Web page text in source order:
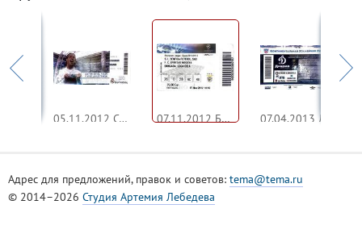
05.11.2012 Стадион Сантьяго Бернабеу Мадрид - проходка 07.11.2012 Бенфика - Спартак
Адрес для предложений, правок и советов: tema@tema.ru
© 2014–2026 Студия Артемия Лебедева